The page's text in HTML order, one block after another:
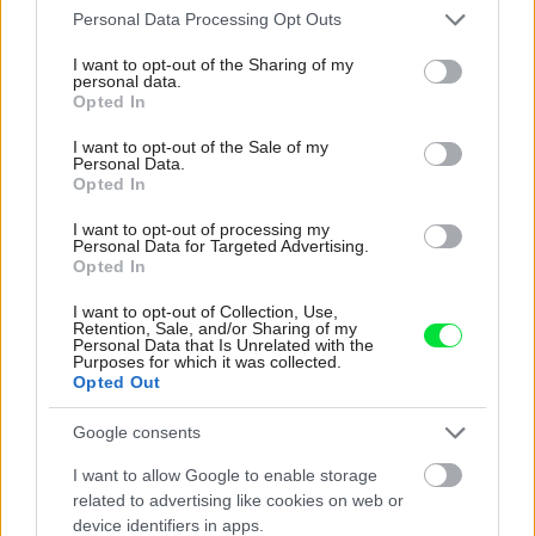
Please note that this website/app uses one or more Google
not limited to your visit or usage behaviour. You may click to
grant or deny consent to Google and its third-party tags to
use your data for below specified purposes in below Google
consent section.
Personal Data Processing Opt Outs
I want to opt-out of the Sharing of my
personal data.
Opted In
I want to opt-out of the Sale of my
Personal Data.
Opted In
I want to opt-out of processing my
Personal Data for Targeted Advertising.
Opted In
I want to opt-out of Collection, Use,
Retention, Sale, and/or Sharing of my
Personal Data that Is Unrelated with the
Purposes for which it was collected.
Opted Out
Google consents
I want to allow Google to enable storage
related to advertising like cookies on web or
device identifiers in apps.
Zdieľať článok
Diskusia